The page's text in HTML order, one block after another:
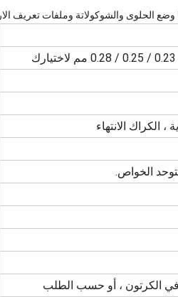
الحلوى والشوكولاتة وملفات تعريف
الكراك الانتهاء